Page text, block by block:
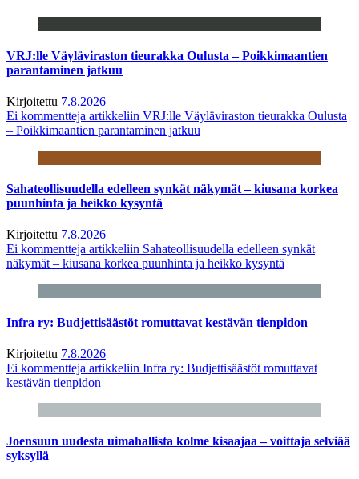
VRJ:lle Väyläviraston tieurakka Oulusta – Poikkimaantien
parantaminen jatkuu
Kirjoitettu 7.8.2026
Ei kommentteja artikkeliin VRJ:lle Väyläviraston tieurakka Oulusta
– Poikkimaantien parantaminen jatkuu
Sahateollisuudella edelleen synkät näkymät – kiusana korkea
puunhinta ja heikko kysyntä
Kirjoitettu 7.8.2026
Ei kommentteja artikkeliin Sahateollisuudella edelleen synkät
näkymät – kiusana korkea puunhinta ja heikko kysyntä
Infra ry: Budjettisäästöt romuttavat kestävän tienpidon
Kirjoitettu 7.8.2026
Ei kommentteja artikkeliin Infra ry: Budjettisäästöt romuttavat
kestävän tienpidon
Joensuun uudesta uimahallista kolme kisaajaa – voittaja selviää
syksyllä